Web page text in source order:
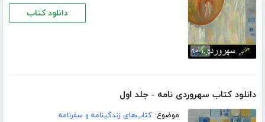
دانلود کتاب
دانلود کتاب سهروردی نامه - جلد اول
موضوع:کتاب‌های زندگینامه و سفرنامه